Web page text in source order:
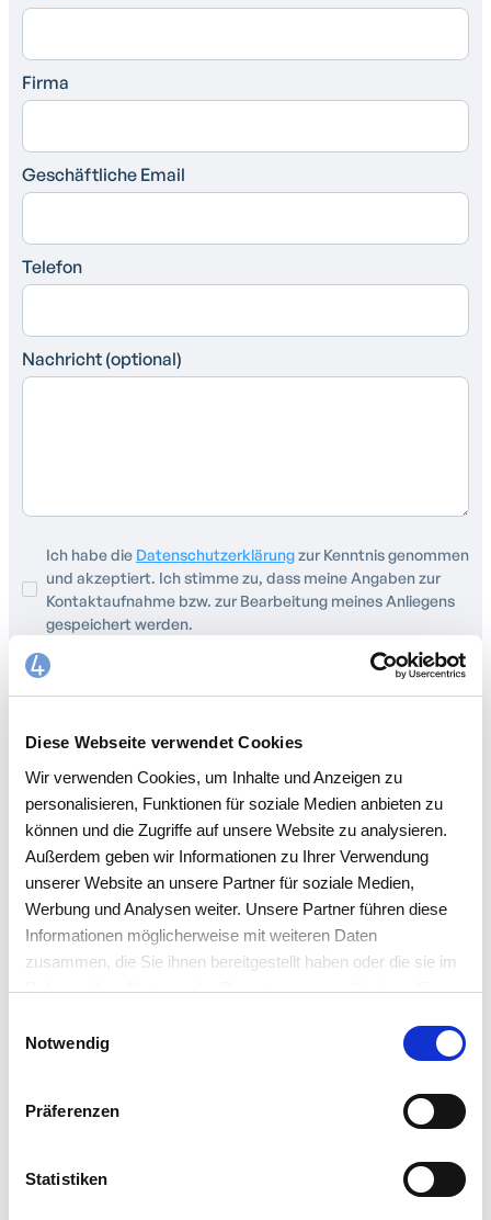
Diese Webseite verwendet Cookies
Wir verwenden Cookies, um Inhalte und Anzeigen zu
personalisieren, Funktionen für soziale Medien anbieten zu
können und die Zugriffe auf unsere Website zu analysieren.
Außerdem geben wir Informationen zu Ihrer Verwendung
unserer Website an unsere Partner für soziale Medien,
Werbung und Analysen weiter. Unsere Partner führen diese
Informationen möglicherweise mit weiteren Daten
zusammen, die Sie ihnen bereitgestellt haben oder die sie im
Rahmen Ihrer Nutzung der Dienste gesammelt haben. Sie
Datenschutzerklärung
Notwendig
Präferenzen
Statistiken
Firma
Geschäftliche Email
Telefon
Nachricht (optional)
Ich habe die Datenschutzerklärungzur Kenntnis genommen
und akzeptiert. Ich stimme zu, dass meine Angaben zur
Kontaktaufnahme bzw. zur Bearbeitung meines Anliegens
gespeichert werden.
HOHE KUNDENZUFRIEDENHEIT
Ausgezeichnet auf sämtlichen Plattformen